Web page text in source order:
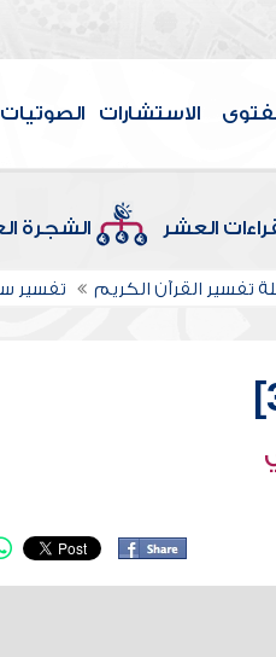
الاستشارات الصوتيات
العشر الشجرة
تفسير القرآن الكريم تفسير